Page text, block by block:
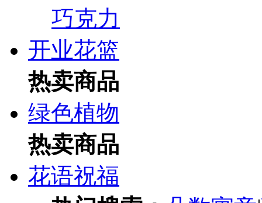
巧克力
开业花篮
热卖商品
绿色植物
热卖商品
花语祝福